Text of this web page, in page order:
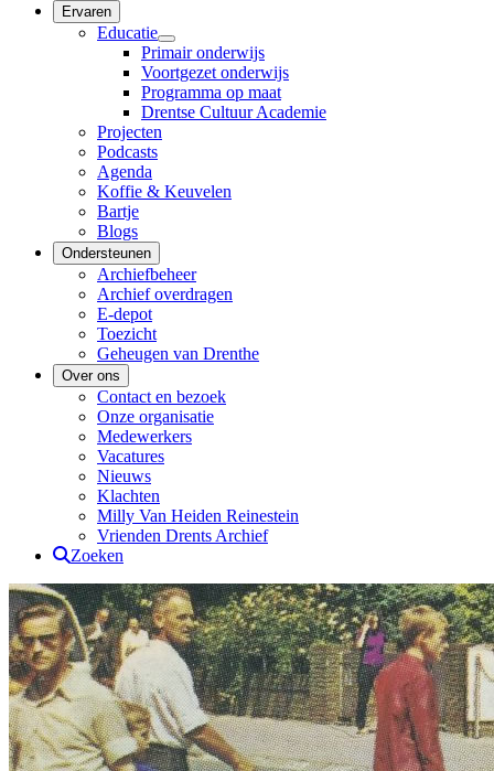
Ervaren
Educatie
Primair onderwijs
Voortgezet onderwijs
Programma op maat
Drentse Cultuur Academie
Projecten
Podcasts
Agenda
Koffie & Keuvelen
Bartje
Blogs
Ondersteunen
Archiefbeheer
Archief overdragen
E-depot
Toezicht
Geheugen van Drenthe
Over ons
Contact en bezoek
Onze organisatie
Medewerkers
Vacatures
Nieuws
Klachten
Milly Van Heiden Reinestein
Vrienden Drents Archief
Zoeken
Drents Archief